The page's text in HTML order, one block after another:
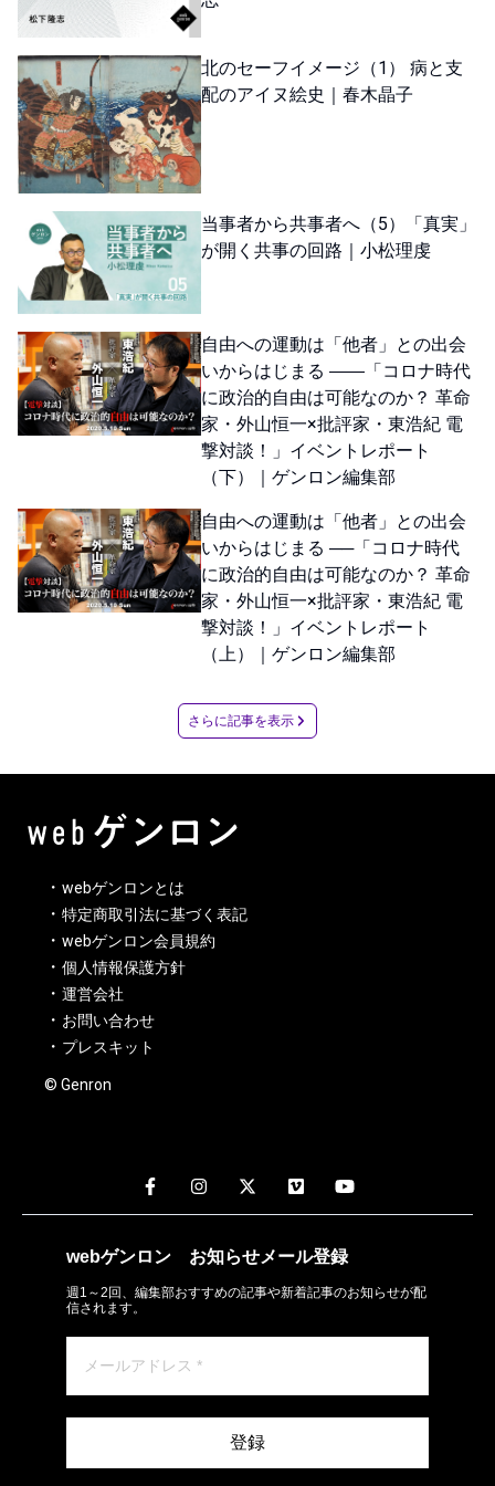
北のセーフイメージ（1） 病と支
配のアイヌ絵史｜春木晶子
当事者から共事者へ（5）「真実」
が開く共事の回路｜小松理虔
自由への運動は「他者」との出会
いからはじまる ――「コロナ時代
に政治的自由は可能なのか？ 革命
家・外山恒一×批評家・東浩紀 電
撃対談！」イベントレポート
（下）｜ゲンロン編集部
自由への運動は「他者」との出会
いからはじまる ──「コロナ時代
に政治的自由は可能なのか？ 革命
家・外山恒一×批評家・東浩紀 電
撃対談！」イベントレポート
（上）｜ゲンロン編集部
さらに記事を表示
webゲンロンとは
特定商取引法に基づく表記
webゲンロン会員規約
個人情報保護方針
運営会社
お問い合わせ
プレスキット
© Genron
webゲンロン お知らせメール登録
週1～2回、編集部おすすめの記事や新着記事のお知らせが配
信されます。
登録